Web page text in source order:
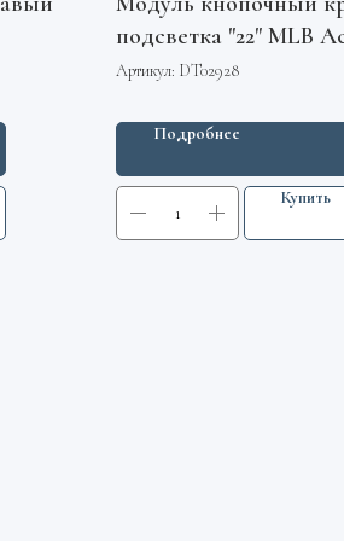
подсветка "22" MLB
Vega
Артикул: DT02928
Подробнее
Купить